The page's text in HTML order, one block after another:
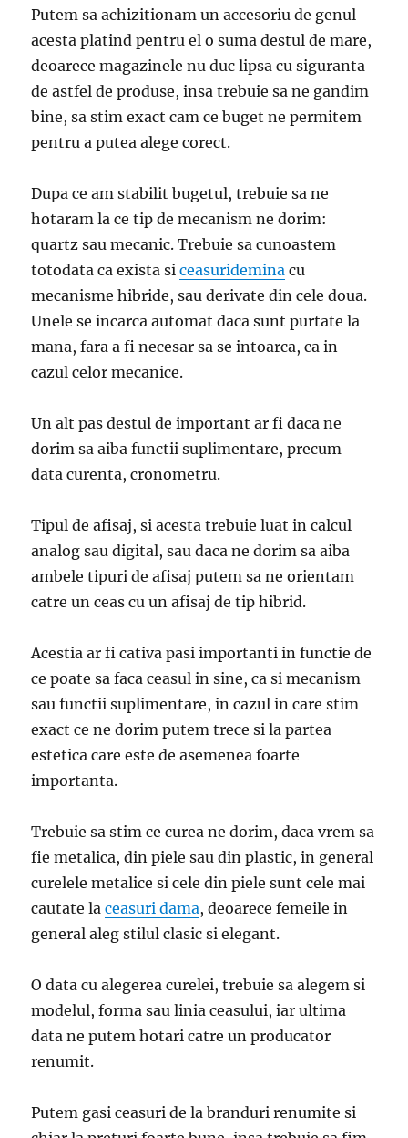
Putem sa achizitionam un accesoriu de genul
acesta platind pentru el o suma destul de mare,
deoarece magazinele nu duc lipsa cu siguranta
de astfel de produse, insa trebuie sa ne gandim
bine, sa stim exact cam ce buget ne permitem
pentru a putea alege corect.
Dupa ce am stabilit bugetul, trebuie sa ne
hotaram la ce tip de mecanism ne dorim:
quartz sau mecanic. Trebuie sa cunoastem
totodata ca exista siceasuridemina cu
mecanisme hibride, sau derivate din cele doua.
Unele se incarca automat daca sunt purtate la
mana, fara a fi necesar sa se intoarca, ca in
cazul celor mecanice.
Un alt pas destul de important ar fi daca ne
dorim sa aiba functii suplimentare, precum
data curenta, cronometru.
Tipul de afisaj, si acesta trebuie luat in calcul
analog sau digital, sau daca ne dorim sa aiba
ambele tipuri de afisaj putem sa ne orientam
catre un ceas cu un afisaj de tip hibrid.
Acestia ar fi cativa pasi importanti in functie de
ce poate sa faca ceasul in sine, ca si mecanism
sau functii suplimentare, in cazul in care stim
exact ce ne dorim putem trece si la partea
estetica care este de asemenea foarte
importanta.
Trebuie sa stim ce curea ne dorim, daca vrem sa
fie metalica, din piele sau din plastic, in general
curelele metalice si cele din piele sunt cele mai
cautate laceasuri dama, deoarece femeile in
general aleg stilul clasic si elegant.
O data cu alegerea curelei, trebuie sa alegem si
modelul, forma sau linia ceasului, iar ultima
data ne putem hotari catre un producator
renumit.
Putem gasi ceasuri de la branduri renumite si